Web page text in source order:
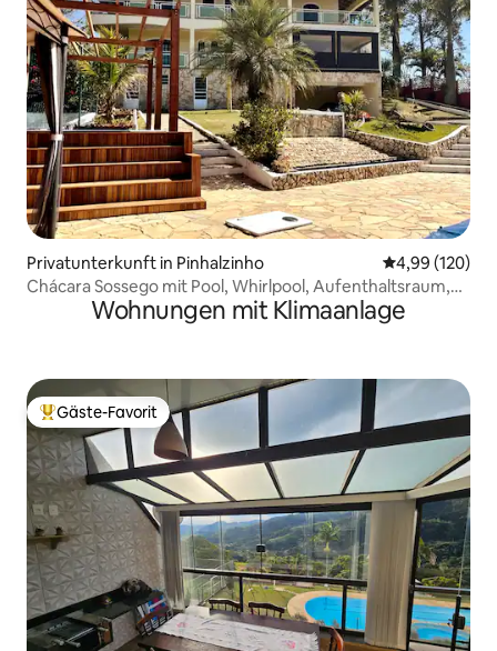
Privatunterkunft in Pinhalzinho
4,99 (120)
Chácara Sossego mit Pool, Whirlpool, Aufenthaltsraum,
SpielraumWohnungen mit Klimaanlage
Beliebter Gäste-Favorit.
Gäste-Favorit